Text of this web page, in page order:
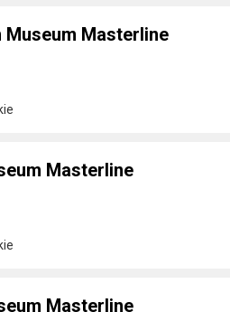
Masterline
Masterline
Masterline